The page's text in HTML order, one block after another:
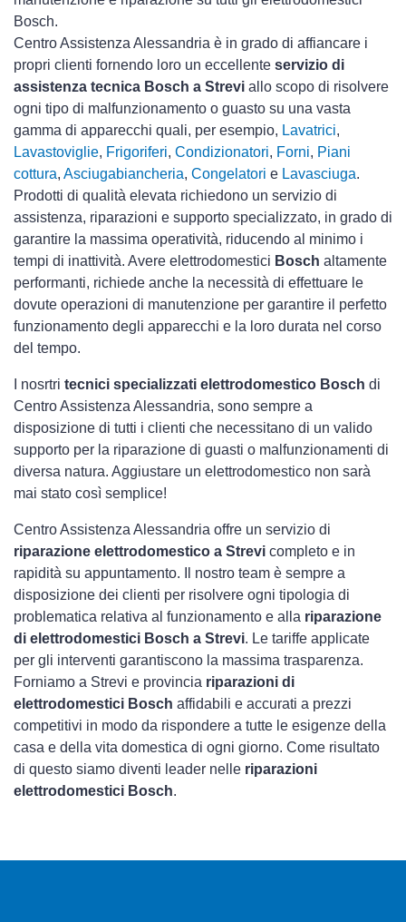
Bosch.
Centro Assistenza Alessandria è in grado di affiancare i
propri clienti fornendo loro un eccellente servizio di
assistenza tecnica Bosch a Strevi allo scopo di risolvere
ogni tipo di malfunzionamento o guasto su una vasta
gamma di apparecchi quali, per esempio, Lavatrici,
Lavastoviglie, Frigoriferi, Condizionatori, Forni, Piani
cottura, Asciugabiancheria, Congelatori e Lavasciuga.
Prodotti di qualità elevata richiedono un servizio di
assistenza, riparazioni e supporto specializzato, in grado di
garantire la massima operatività, riducendo al minimo i
tempi di inattività. Avere elettrodomestici Bosch altamente
performanti, richiede anche la necessità di effettuare le
dovute operazioni di manutenzione per garantire il perfetto
funzionamento degli apparecchi e la loro durata nel corso
del tempo.
I nosrtri tecnici specializzati elettrodomestico Bosch di
Centro Assistenza Alessandria, sono sempre a
disposizione di tutti i clienti che necessitano di un valido
supporto per la riparazione di guasti o malfunzionamenti di
diversa natura. Aggiustare un elettrodomestico non sarà
mai stato così semplice!
Centro Assistenza Alessandria offre un servizio di
riparazione elettrodomestico a Strevi completo e in
rapidità su appuntamento. Il nostro team è sempre a
disposizione dei clienti per risolvere ogni tipologia di
problematica relativa al funzionamento e alla riparazione
di elettrodomestici Bosch a Strevi. Le tariffe applicate
per gli interventi garantiscono la massima trasparenza.
Forniamo a Strevi e provincia riparazioni di
elettrodomestici Bosch affidabili e accurati a prezzi
competitivi in modo da rispondere a tutte le esigenze della
casa e della vita domestica di ogni giorno. Come risultato
di questo siamo diventi leader nelle riparazioni
elettrodomestici Bosch.